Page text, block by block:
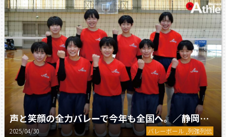
声と笑顔の全力バレーで今年も全国へ。／静岡県西遠女子学園中学校バレーボール部
2025/04/30 バレーボール ,列強列伝